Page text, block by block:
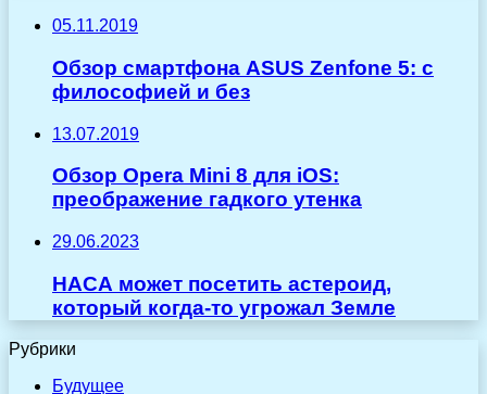
05.11.2019
Обзор смартфона ASUS Zenfone 5: с
философией и без
13.07.2019
Обзор Opera Mini 8 для iOS:
преображение гадкого утенка
29.06.2023
НАСА может посетить астероид,
который когда-то угрожал Земле
Рубрики
Будущее